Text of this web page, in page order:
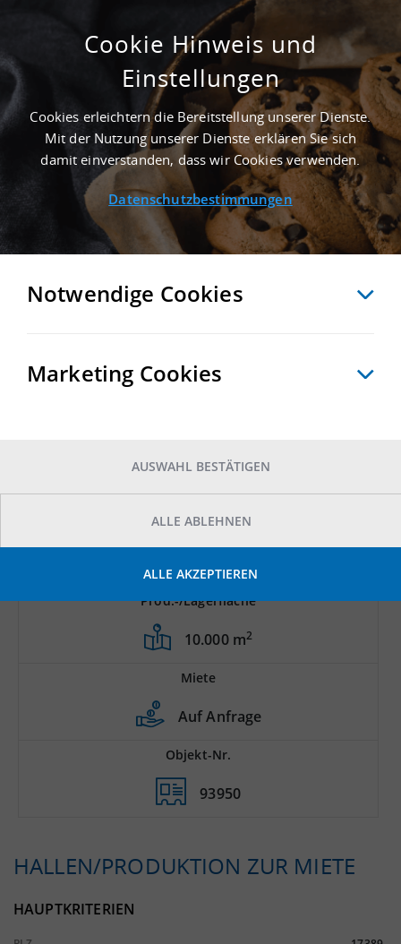
ERSTBEZUG - 10.000 M² LOGISTIKHALLE IN
ANKLAM NAHE GÜTERVERKEHRSZENTRUM
FÄHRHAFEN SASSNITZ GMBH - LANDKREIS
VORPOMMERN-GREIFSWALD
Immobiliensuche / Detailansicht
Prod.-/Lagerfläche
10.000 m2
Miete
Auf Anfrage
Objekt-Nr.
93950
HALLEN/PRODUKTION ZUR MIETE
HAUPTKRITERIEN
Cookie Hinweis und
Einstellungen
Cookies erleichtern die Bereitstellung unserer Dienste.
Mit der Nutzung unserer Dienste erklären Sie sich
damit einverstanden, dass wir Cookies verwenden.
Datenschutzbestimmungen
Notwendige Cookies
Marketing Cookies
AUSWAHL BESTÄTIGEN
ALLE ABLEHNEN
ALLE AKZEPTIEREN